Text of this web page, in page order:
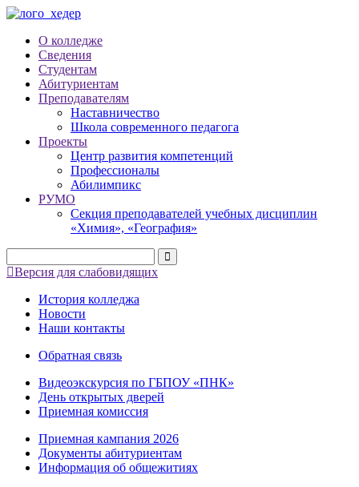
О колледже
Сведения
Студентам
Абитуриентам
Преподавателям
Наставничество
Школа современного педагога
Проекты
Центр развития компетенций
Профессионалы
Абилимпикс
РУМО
Секция преподавателей учебных дисциплин
«Химия», «География»
Версия для слабовидящих
История колледжа
Новости
Наши контакты
Обратная связь
Видеоэкскурсия по ГБПОУ «ПНК»
День открытых дверей
Приемная комиссия
Приемная кампания 2026
Дoкументы абитуриентам
Информация об общежитиях